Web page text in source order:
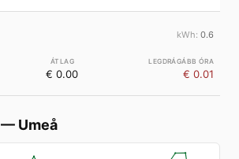
0.6
€ 0.00 € 0.01
— Umeå